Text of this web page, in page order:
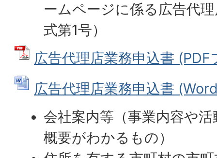
ームページに係る広告代
式第1号）
広告代理店業務申込書
広告代理店業務申込書
会社案内等（事業内容や
概要がわかるもの）